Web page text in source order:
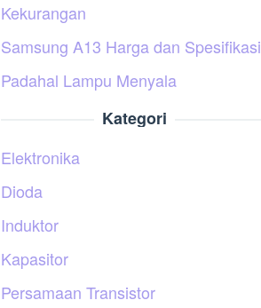
Kekurangan
Samsung A13 Harga dan Spesifikasi
Padahal Lampu Menyala
Kategori
Elektronika
Dioda
Induktor
Kapasitor
Persamaan Transistor